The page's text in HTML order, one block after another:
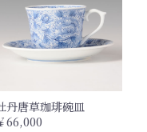
丹唐草珈琲碗皿
66,000